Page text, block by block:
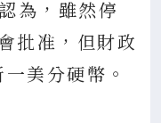
為，雖然停
批准，但財政
美分硬幣。